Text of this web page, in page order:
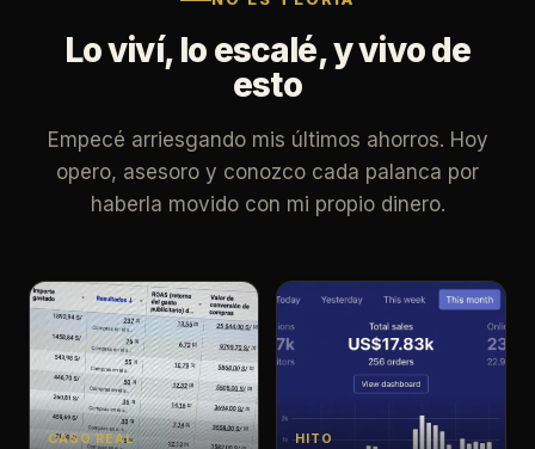
Lo viví, lo escalé, y vivo de
esto
Empecé arriesgando mis últimos ahorros. Hoy
opero, asesoro y conozco cada palanca por
haberla movido con mi propio dinero.
CASO REAL HITO